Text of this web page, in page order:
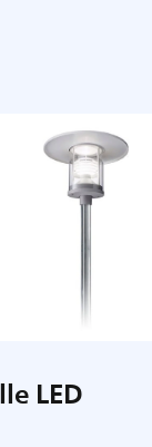
LED